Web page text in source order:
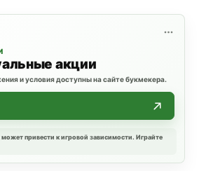
акции
и условия доступны на сайте букмекера.
может привести к игровой зависимости. Играйте